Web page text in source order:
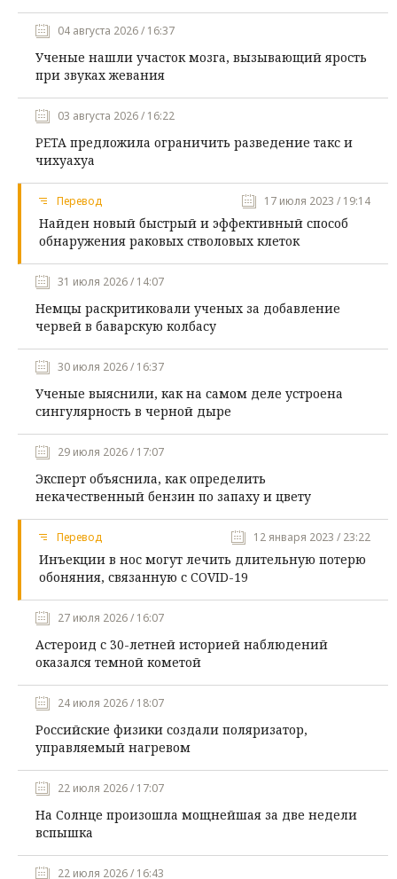
04 августа 2026 / 16:37
Ученые нашли участок мозга, вызывающий ярость
при звуках жевания
03 августа 2026 / 16:22
PETA предложила ограничить разведение такс и
чихуахуа
Перевод 17 июля 2023 / 19:14
Найден новый быстрый и эффективный способ
обнаружения раковых стволовых клеток
31 июля 2026 / 14:07
Немцы раскритиковали ученых за добавление
червей в баварскую колбасу
30 июля 2026 / 16:37
Ученые выяснили, как на самом деле устроена
сингулярность в черной дыре
29 июля 2026 / 17:07
Эксперт объяснила, как определить
некачественный бензин по запаху и цвету
Перевод 12 января 2023 / 23:22
Инъекции в нос могут лечить длительную потерю
обоняния, связанную с COVID-19
27 июля 2026 / 16:07
Астероид с 30-летней историей наблюдений
оказался темной кометой
24 июля 2026 / 18:07
Российские физики создали поляризатор,
управляемый нагревом
22 июля 2026 / 17:07
На Солнце произошла мощнейшая за две недели
вспышка
22 июля 2026 / 16:43